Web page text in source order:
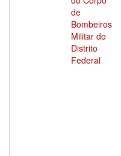
de
Bombeiros
Militar do
Distrito
Federal